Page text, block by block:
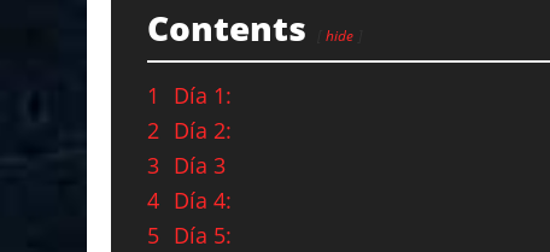
Contents hide
1
Día 1:
2 Día 2:
3 Día 3
4 Día 4:
5 Día 5: